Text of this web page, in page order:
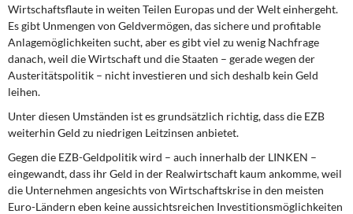
Wirtschaftsflaute in weiten Teilen Europas und der Welt einhergeht.
Es gibt Unmengen von Geldvermögen, das sichere und profitable
Anlagemöglichkeiten sucht, aber es gibt viel zu wenig Nachfrage
danach, weil die Wirtschaft und die Staaten – gerade wegen der
Austeritätspolitik – nicht investieren und sich deshalb kein Geld
leihen.
Unter diesen Umständen ist es grundsätzlich richtig, dass die EZB
weiterhin Geld zu niedrigen Leitzinsen anbietet.
Gegen die EZB-Geldpolitik wird – auch innerhalb der LINKEN –
eingewandt, dass ihr Geld in der Realwirtschaft kaum ankomme, weil
die Unternehmen angesichts von Wirtschaftskrise in den meisten
Euro-Ländern eben keine aussichtsreichen Investitionsmöglichkeiten